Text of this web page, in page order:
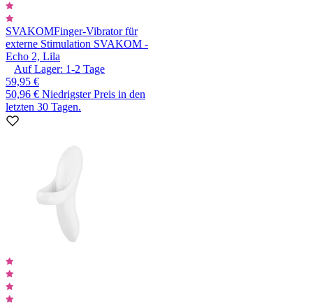
SVAKOMFinger-Vibrator für
externe Stimulation SVAKOM -
Echo 2, Lila
Auf Lager: 1-2 Tage
59,95 €
50,96 € Niedrigster Preis in den
letzten 30 Tagen.